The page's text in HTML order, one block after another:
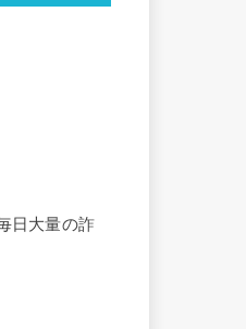
日大量の詐